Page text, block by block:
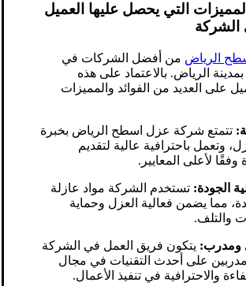
التي يحصل عليها العميل
الشركة
الرياض من أفضل الشركات في
الرياض. بالاعتماد على هذه
على العديد من الفوائد والمميزات
تتمتع شركة عزل اسطح الرياض بخبرة
وتعمل باحترافية عالية لتقديم
لأعلى المعايير.
تستخدم الشركة مواد عازلة
مما يضمن فعالية العزل وحماية
والتلف.
يتكون فريق العمل في الشركة
على أحدث التقنيات في مجال
والاحترافية في تنفيذ الأعمال.